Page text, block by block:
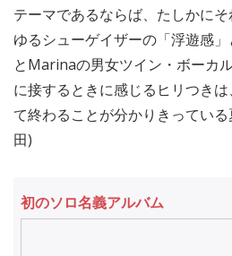
テーマであるならば、たしかに
ゆるシューゲイザーの「浮遊感
とMarinaの男女ツイン・ボーカ
に接するときに感じるヒリつき
て終わることが分かりきってい
田)
初のソロ名義アルバム